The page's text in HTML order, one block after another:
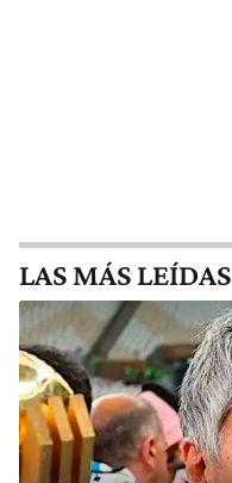
LAS MÁS LEÍDAS